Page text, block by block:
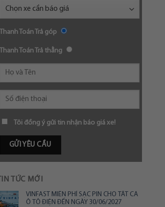
Thanh Toán Trả góp
Thanh Toán Trả thẳng
Tôi đồng ý gửi tin nhận báo giá xe!
TIN TỨC MỚI
VINFAST MIỄN PHÍ SẠC PIN CHO TẤT CẢ
Ô TÔ ĐIỆN ĐẾN NGÀY 30/06/2027